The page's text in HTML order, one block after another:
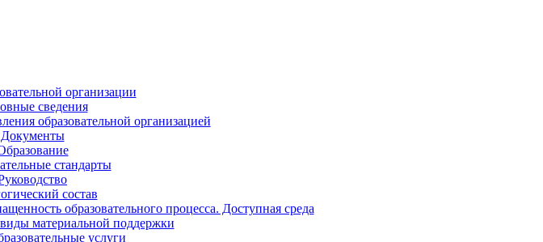
организации
сведения
образовательной организацией
Документы
стандарты
состав
образовательного процесса. Доступная среда
материальной поддержки
услуги